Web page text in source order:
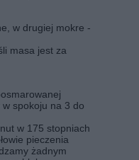
w drugiej mokre -
masa jest za
w spokoju na 3 do
w 175 stopniach
pieczenia
żadnym